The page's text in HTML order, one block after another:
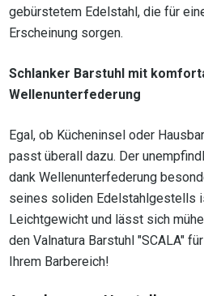
gebürstetem Edelstahl, die für
Erscheinung sorgen.
Schlanker Barstuhl mit
Wellenunterfederung
Egal, ob Kücheninsel oder
passt überall dazu. Der
dank Wellenunterfederung
seines soliden Edelstahlgestells
Leichtgewicht und lässt sich
den Valnatura Barstuhl "SCALA"
Ihrem Barbereich!